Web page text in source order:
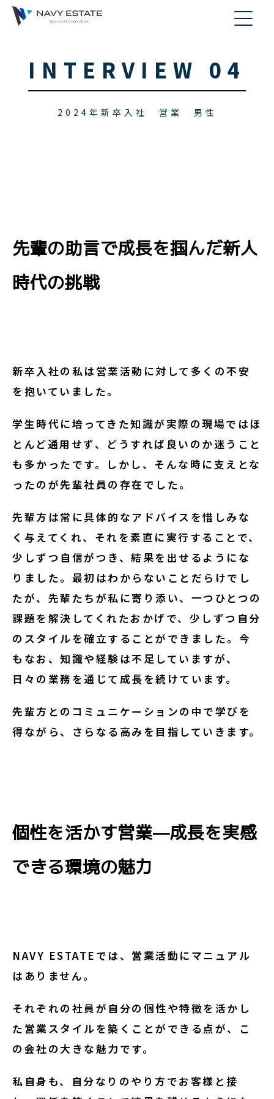
INTERVIEW 04
2024年新卒入社 営業 男性
先輩の助言で成長を掴んだ新人
時代の挑戦
新卒入社の私は営業活動に対して多くの不安
を抱いていました。
学生時代に培ってきた知識が実際の現場ではほ
とんど通用せず、どうすれば良いのか迷うこと
も多かったです。しかし、そんな時に支えとな
ったのが先輩社員の存在でした。
先輩方は常に具体的なアドバイスを惜しみな
く与えてくれ、それを素直に実行することで、
少しずつ自信がつき、結果を出せるようにな
りました。最初はわからないことだらけでし
たが、先輩たちが私に寄り添い、一つひとつの
課題を解決してくれたおかげで、少しずつ自分
のスタイルを確立することができました。今
もなお、知識や経験は不足していますが、
日々の業務を通じて成長を続けています。
先輩方とのコミュニケーションの中で学びを
得ながら、さらなる高みを目指していきます。
個性を活かす営業—成長を実感
できる環境の魅力
NAVY ESTATEでは、営業活動にマニュアル
はありません。
それぞれの社員が自分の個性や特徴を活かし
た営業スタイルを築くことができる点が、こ
の会社の大きな魅力です。
私自身も、自分なりのやり方でお客様と接